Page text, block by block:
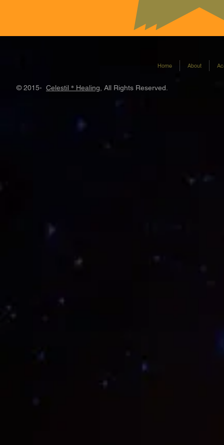
Home About
© 2015- Celestil＊Healing , All Rights Reserved.